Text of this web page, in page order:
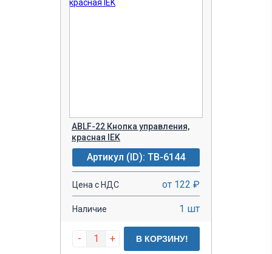
ABLF-22 Кнопка управления,
красная IEK
Артикул (ID): TB-6144
Цена с НДС от 122 ₽
Наличие 1 шт
- + В КОРЗИНУ!